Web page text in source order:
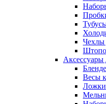
Чехлы
Аксессуары
Весы
Ложки